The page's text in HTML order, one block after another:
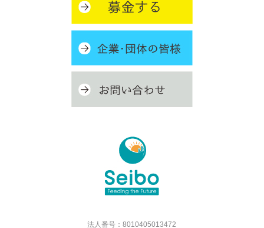
法人番号：8010405013472